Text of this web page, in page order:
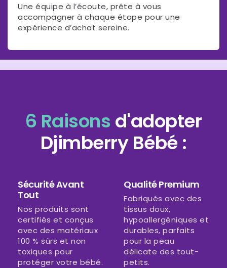
Une équipe à l’écoute, prête à vous
accompagner à chaque étape pour une
expérience d’achat sereine.
6 Raisons d'adopter
Djimberry Bébé :
Sécurité Avant
Tout
Nos produits sont
certifiés et conçus
avec des matériaux
100 % sûrs et non
toxiques pour
protéger votre bébé.
Qualité Premium
Fabriqués avec des
tissus doux,
hypoallergéniques et
durables, parfaits
pour la peau
délicate des tout-
petits.